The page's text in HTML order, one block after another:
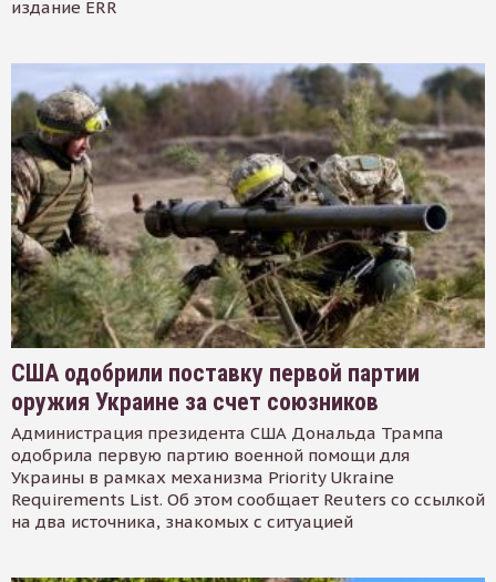
издание ERR
США одобрили поставку первой партии
оружия Украине за счет союзников
Администрация президента США Дональда Трампа
одобрила первую партию военной помощи для
Украины в рамках механизма Priority Ukraine
Requirements List. Об этом сообщает Reuters со ссылкой
на два источника, знакомых с ситуацией